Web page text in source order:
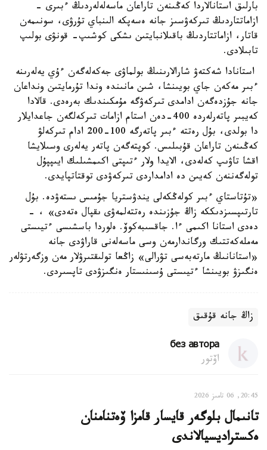
بارلىق استانالاردا كەڭىنەن تاراعان ماسەلەلەردىڭ ءبىرى -
ازاماتتاردىڭ تىركەۋسىز جانە ەسەپكە الىنباي تۇرۋى، سونىمەن
قاتار، ازاماتتاردىڭ باقىلانبايتىن ىشكى كوشىپ- قونۋى بولىپ
تابىلادى.
استانادا شەكتەۋ شارالارىنىڭ بولماۋى جەكەلەگەن ءۇي يەلەرىنە
ءبىر مەكەن جاي بويىنشا، شىن مانىندە وندا تۇرمايتىن ونداعان
جانە جۇزدەگەن ادامدى تىركەۋگە مۇمكىندىك بەرەدى. قالادا
كەيبىر پاتەرلەردە 400-دەن استام ازامات تىركەلگەن جاعدايلار
دا بولدى، بۇل رەتتە ءبىر پاتەرگە 100-200 ادام تىركەلۋ
كەڭىنەن تاراعان قۇبىلىس. كوپتەگەن پاتەر يەلەرى وسىلايشا
اقشا تاۋىپ كەلەدى، الايدا ولار ءتىپتى اكىمشىلىك ايىپپۇل
تولەگەننەن كەيىن دە ادامداردى تىركەۋدى توقتاتپايدى.
«تۇتاستاي ءبىر كولەڭكەلى يندۋستريا جۇمىس ىستەۋدە. بۇل
تارتىپسىزدىككە زاڭ جۇزىندە رەتتەلمەۋى ىقپال ەتەدى» ، -
دەدى استانا اكىمى ءا. جاقسىبەكوۆ. ەلوردا باسشىسى ءتيىستى
مەملەكەتتىك ورگاندارمەن وسى ماسەلەنى قاراۋدى جانە
«استانانىڭ مارتەبەسى تۋرالى» زاڭعا تولىقتىرۋلار مەن وزگەرتۋلەر
ەنگىزۋ بويىنشا ءتيىستى ۇسىنىستار ەنگىزۋدى تاپسىردى.
زاڭ جانە قۇقىق
без автора
اۆتور
20:45, 06 تامىز 2026
تانىمال بلوگەر قايسار قامزا ۆەتنامنان
ەكستراديسيالاندى